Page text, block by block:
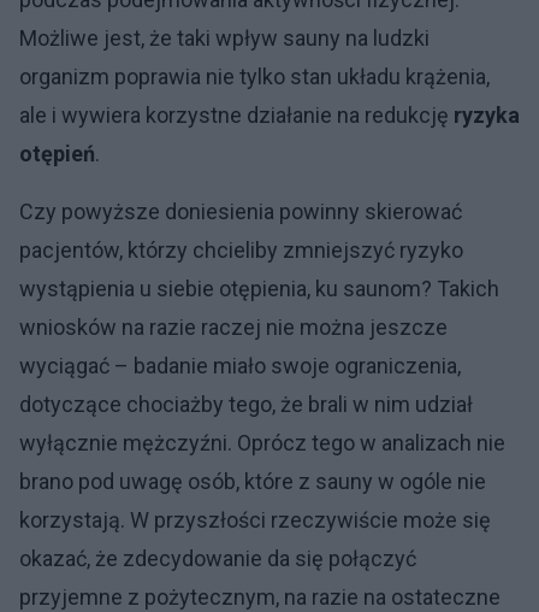
Możliwe jest, że taki wpływ sauny na ludzki
organizm poprawia nie tylko stan układu krążenia,
ale i wywiera korzystne działanie na redukcję ryzyka
otępień.
Czy powyższe doniesienia powinny skierować
pacjentów, którzy chcieliby zmniejszyć ryzyko
wystąpienia u siebie otępienia, ku saunom? Takich
wniosków na razie raczej nie można jeszcze
wyciągać – badanie miało swoje ograniczenia,
dotyczące chociażby tego, że brali w nim udział
wyłącznie mężczyźni. Oprócz tego w analizach nie
brano pod uwagę osób, które z sauny w ogóle nie
korzystają. W przyszłości rzeczywiście może się
okazać, że zdecydowanie da się połączyć
przyjemne z pożytecznym, na razie na ostateczne